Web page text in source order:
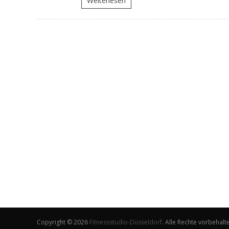
Copyright © 2026 Fitnessstudio-Düsseldorf. Alle Rechte